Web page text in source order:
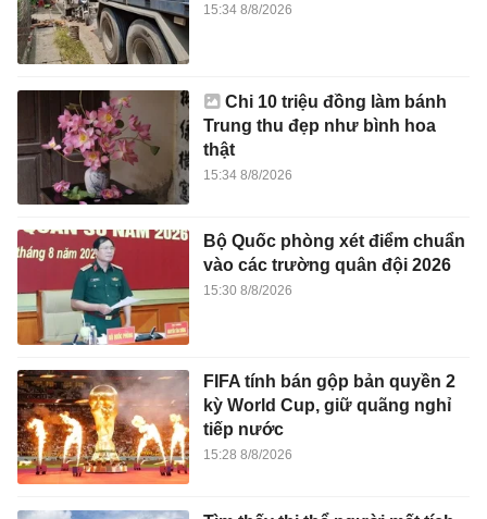
15:34 8/8/2026
Chi 10 triệu đồng làm bánh
Trung thu đẹp như bình hoa
thật
15:34 8/8/2026
Bộ Quốc phòng xét điểm chuẩn
vào các trường quân đội 2026
15:30 8/8/2026
FIFA tính bán gộp bản quyền 2
kỳ World Cup, giữ quãng nghỉ
tiếp nước
15:28 8/8/2026